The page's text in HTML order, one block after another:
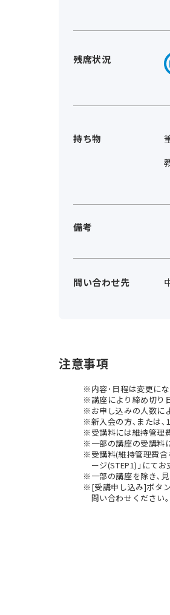
残席状況
持ち物
備考
問い合わせ先
注意事項
内容･日程は変更に
講座により締め切り
お申し込みの人数に
新入会の方､または､
受講料には維持管理
一部の講座の受講料
受講料(維持管理費
ージ(STEP1)｣にてお
一部の講座を除き､
[受講申し込み]ボタ
問い合わせください。